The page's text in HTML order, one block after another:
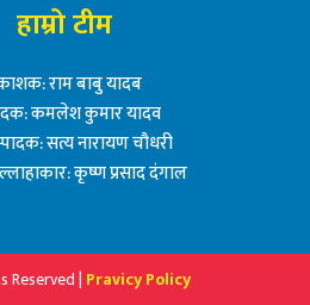
हाम्रो टीम
राम बाबु यादब
कमलेश कुमार यादव
सत्य नारायण चौधरी
कृष्ण प्रसाद दंगाल
Reserved | Pravicy Policy